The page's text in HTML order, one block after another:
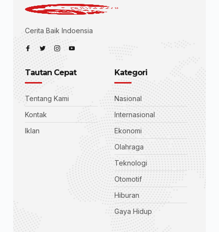
Cerita Baik Indoensia
Tautan Cepat
Tentang Kami
Kontak
Iklan
Kategori
Nasional
Internasional
Ekonomi
Olahraga
Teknologi
Otomotif
Hiburan
Gaya Hidup